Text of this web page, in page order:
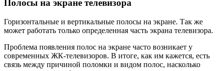
Полосы на экране телевизора
Горизонтальные и вертикальные полосы на экране. Так же
может работать только определенная часть экрана телевизора.
Проблема появления полос на экране часто возникает у
современных ЖК-телевизоров. В итоге, как им кажется, есть
связь между причиной поломки и видом полос, насколько